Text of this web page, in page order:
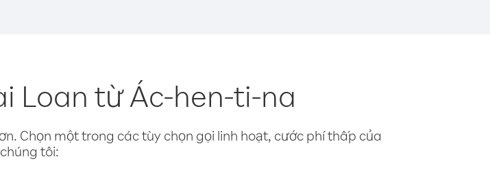
Loan từ Ác-hen-ti-na
Chọn một trong các tùy chọn gọi linh hoạt, cước phí thấp của
chúng tôi: